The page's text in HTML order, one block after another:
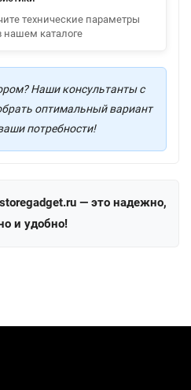
технические параметры
нашем каталоге
Наши консультанты с
оптимальный вариант
потребности!
— это надежно,
и удобно!